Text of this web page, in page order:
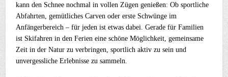
kann den Schnee nochmal in vollen Zügen genießen: Ob sportliche
Abfahrten, gemütliches Carven oder erste Schwünge im
Anfängerbereich – für jeden ist etwas dabei. Gerade für Familien
ist Skifahren in den Ferien eine schöne Möglichkeit, gemeinsame
Zeit in der Natur zu verbringen, sportlich aktiv zu sein und
unvergessliche Erlebnisse zu sammeln.